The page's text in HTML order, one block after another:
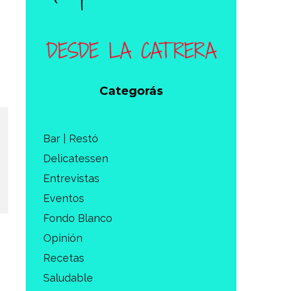
Categorás
Bar | Restó
Delicatessen
Entrevistas
Eventos
Fondo Blanco
Opinión
Recetas
Saludable